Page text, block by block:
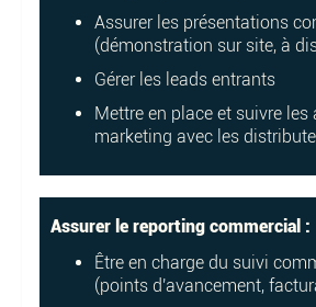
Assurer les présentations
(démonstration sur site, à
Gérer les leads entrants
Mettre en place et suivre les
marketing avec les
Assurer le reporting commercial :
Être en charge du suivi
(points d'avancement,